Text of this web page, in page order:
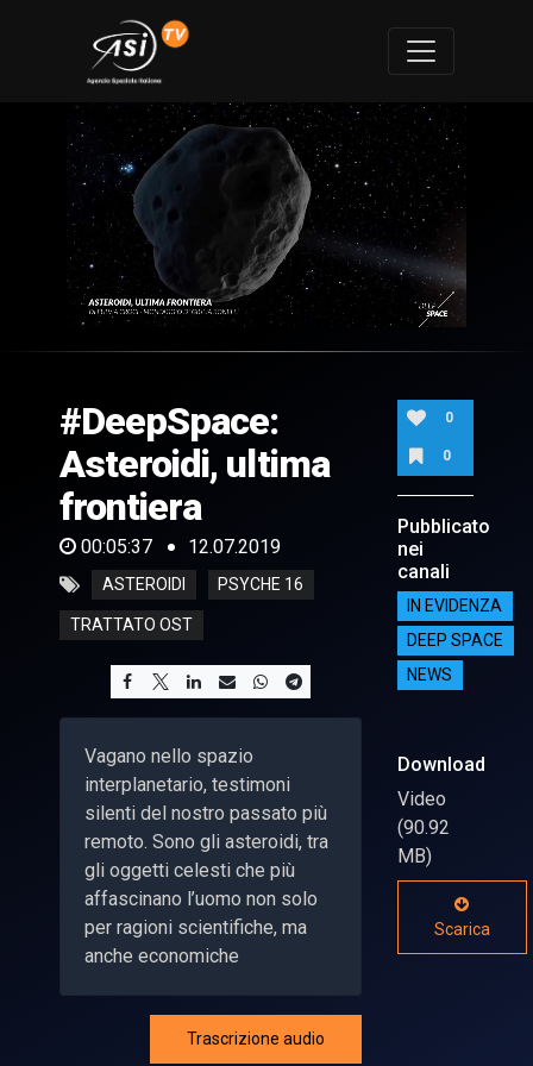
of
37
seconds
#DeepSpace:
Asteroidi, ultima
frontiera
00:05:37 12.07.2019
ASTEROIDI PSYCHE 16
TRATTATO OST
Vagano nello spazio
interplanetario, testimoni
silenti del nostro passato più
remoto. Sono gli asteroidi, tra
gli oggetti celesti che più
affascinano l’uomo non solo
per ragioni scientifiche, ma
anche economiche
Trascrizione audio
0
0
Pubblicato
nei
canali
IN EVIDENZA
DEEP SPACE
NEWS
Download
Video
(90.92
MB)
Scarica